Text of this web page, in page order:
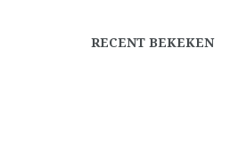
RECENT BEKEKEN